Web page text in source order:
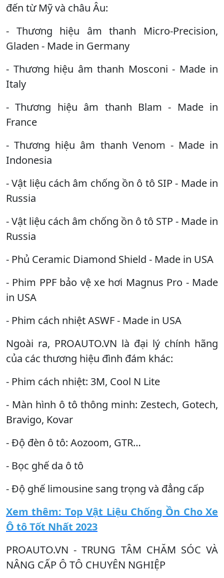
đến từ Mỹ và châu Âu:
- Thương hiệu âm thanh Micro-Precision,
Gladen - Made in Germany
- Thương hiệu âm thanh Mosconi - Made in
Italy
- Thương hiệu âm thanh Blam - Made in
France
- Thương hiệu âm thanh Venom - Made in
Indonesia
- Vật liệu cách âm chống ồn ô tô SIP - Made in
Russia
- Vật liệu cách âm chống ồn ô tô STP - Made in
Russia
- Phủ Ceramic Diamond Shield - Made in USA
- Phim PPF bảo vệ xe hơi Magnus Pro - Made
in USA
- Phim cách nhiệt ASWF - Made in USA
Ngoài ra, PROAUTO.VN là đại lý chính hãng
của các thương hiệu đình đám khác:
- Phim cách nhiệt: 3M, Cool N Lite
- Màn hình ô tô thông minh: Zestech, Gotech,
Bravigo, Kovar
- Độ đèn ô tô: Aozoom, GTR…
- Bọc ghế da ô tô
- Độ ghế limousine sang trọng và đẳng cấp
Xem thêm: Top Vật Liệu Chống Ồn Cho Xe
Ô tô Tốt Nhất 2023
PROAUTO.VN - TRUNG TÂM CHĂM SÓC VÀ
NÂNG CẤP Ô TÔ CHUYÊN NGHIỆP